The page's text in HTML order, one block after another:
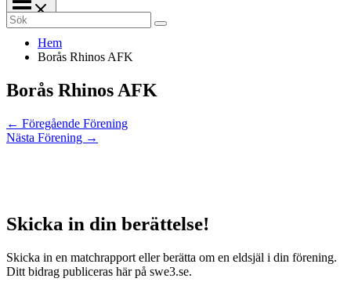
Search
for:
Hem
Borås Rhinos AFK
Borås Rhinos AFK
← Föregående Förening
Nästa Förening →
Skicka in din berättelse!
Skicka in en matchrapport eller berätta om en eldsjäl i din förening.
Ditt bidrag publiceras här på swe3.se.